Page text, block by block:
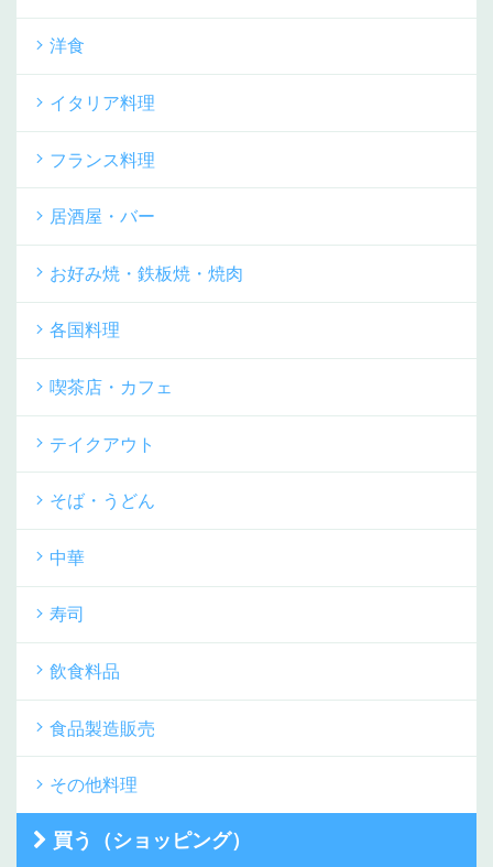
洋食
イタリア料理
フランス料理
居酒屋・バー
お好み焼・鉄板焼・焼肉
各国料理
喫茶店・カフェ
テイクアウト
そば・うどん
中華
寿司
飲食料品
食品製造販売
その他料理
買う（ショッピング）